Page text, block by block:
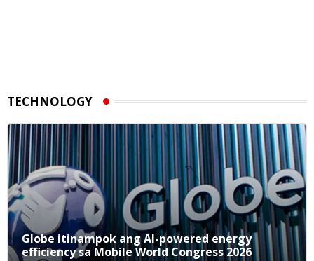
TECHNOLOGY
Globe itinampok ang AI-powered energy
efficiency sa Mobile World Congress 2026